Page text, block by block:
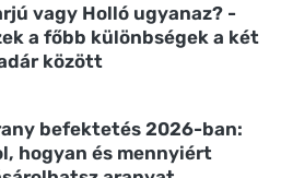
vagy Holló ugyanaz? -
a főbb különbségek a két
között
befektetés 2026-ban:
hogyan és mennyiért